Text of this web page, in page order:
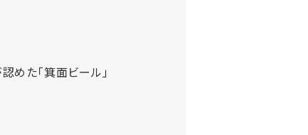
めた「箕面ビール」